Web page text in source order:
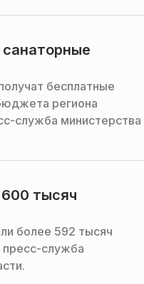
бесплатные
региона
служба министерства
тысяч
более 592 тысяч
служба